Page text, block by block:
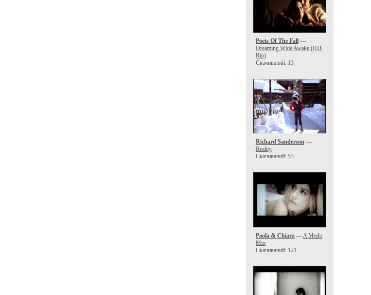
Poets Of The Fall—
Dreaming Wide Awake (HD-
Rip)
Скачиваний: 13
Richard Sanderson—
Reality
Скачиваний: 53
Paola & Chiara— A Modo
Mio
Скачиваний: 121